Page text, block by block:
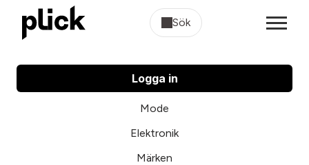
Sök
Logga in
Mode
Elektronik
Märken